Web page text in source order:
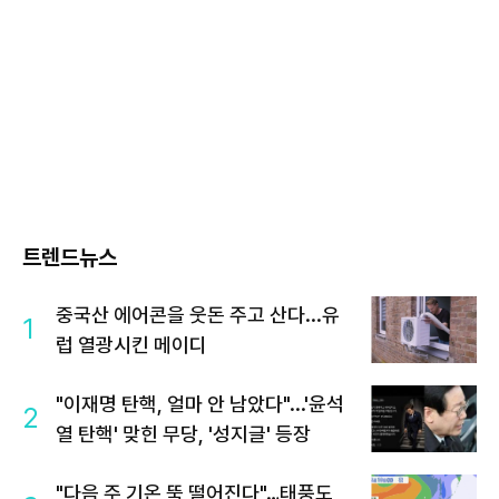
트렌드뉴스
1
중국산 에어콘을 웃돈 주고 산다...유
럽 열광시킨 메이디
2
"이재명 탄핵, 얼마 안 남았다"...'윤석
열 탄핵' 맞힌 무당, '성지글' 등장
"다음 주 기온 뚝 떨어진다"…태풍도